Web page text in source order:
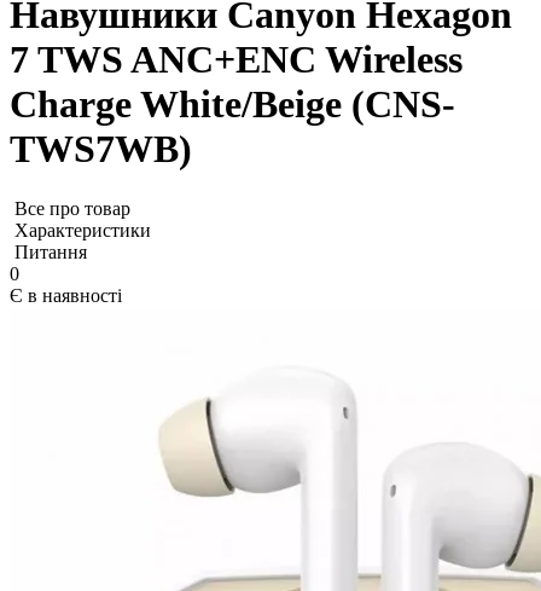
Навушники Canyon Hexagon
7 TWS ANC+ENC Wireless
Charge White/Beige (CNS-
TWS7WB)
Все про товар
Характеристики
Питання
0
Є в наявності